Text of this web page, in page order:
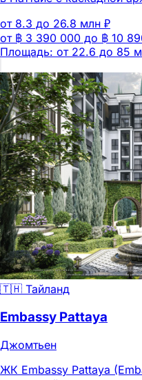
от 8.3 до 26.8 млн ₽
от ฿ 3 390 000 до ฿ 10
Площадь: от 22.6 до 85
🇹🇭 Тайланд
Embassy Pattaya
Джомтьен
ЖК Embassy Pattaya